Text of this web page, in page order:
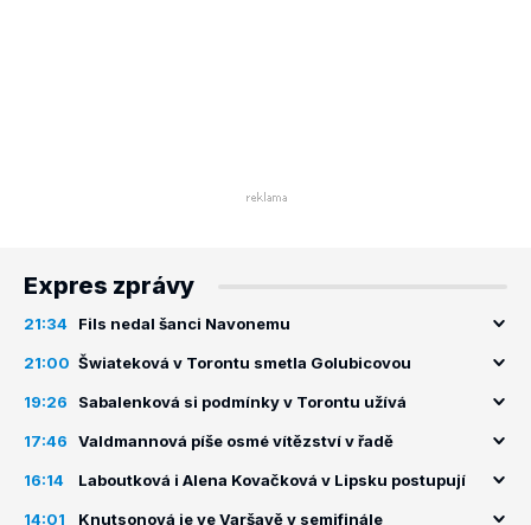
Expres zprávy
21:34 Fils nedal šanci Navonemu
21:00 Šwiateková v Torontu smetla Golubicovou
19:26 Sabalenková si podmínky v Torontu užívá
17:46 Valdmannová píše osmé vítězství v řadě
16:14 Laboutková i Alena Kovačková v Lipsku postupují
14:01 Knutsonová je ve Varšavě v semifinále